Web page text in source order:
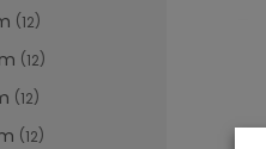
12
12
12
12